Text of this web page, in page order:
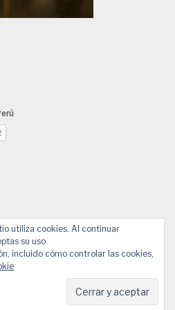
WhatsApp
web de Design.Alessandro Pucci
utiliza cookies. Al continuar
su uso.
incluido cómo controlar las cookies,